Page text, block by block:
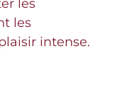
les
les
intense.